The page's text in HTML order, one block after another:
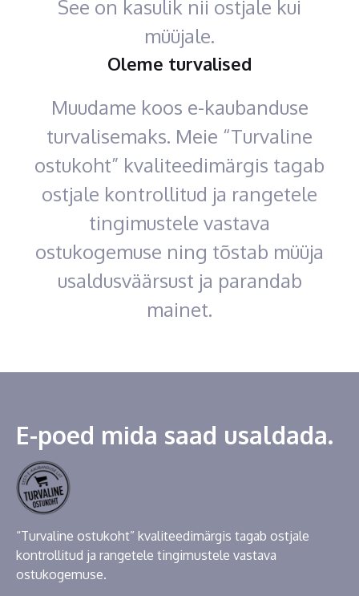
See on kasulik nii ostjale kui
müüjale.
Oleme turvalised
Muudame koos e-kaubanduse
turvalisemaks. Meie “Turvaline
ostukoht” kvaliteedimärgis tagab
ostjale kontrollitud ja rangetele
tingimustele vastava
ostukogemuse ning tõstab müüja
usaldusväärsust ja parandab
mainet.
E-poed mida saad usaldada.
“Turvaline ostukoht” kvaliteedimärgis tagab ostjale
kontrollitud ja rangetele tingimustele vastava
ostukogemuse.